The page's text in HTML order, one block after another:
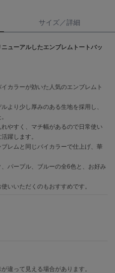
サイズ／詳細
ューアルしたエンブレムトートバッ
カラーが効いた人気のエンブレムト
より少し厚みのある生地を採用し、
やすく、マチ幅があるので日常使い
躍します。
レムと同じバイカラーで仕上げ、華
パープル、ブルーの全6色と、お好み
いいただくのもおすすめです。
違って見える場合があります。